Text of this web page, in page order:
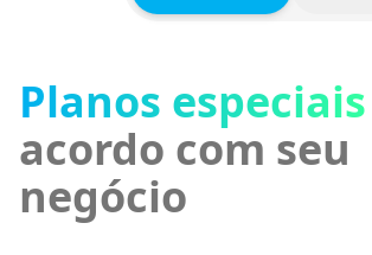
Planos especiais
sua loja
PDV completo com ERP integrado